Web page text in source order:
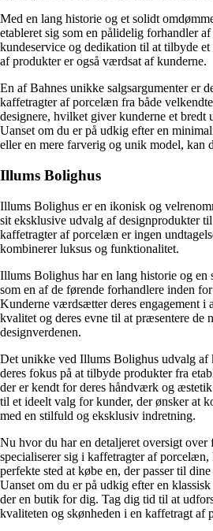
Med en lang historie og et solidt
etableret sig som en pålidelig forhandler
kundeservice og dedikation til at tilbyde
af produkter er også værdsat af kunderne.
En af Bahnes unikke salgsargumenter er
kaffetragter af porcelæn fra både
designere, hvilket giver kunderne et bredt
Uanset om du er på udkig efter en
eller en mere farverig og unik model, kan
Illums Bolighus
Illums Bolighus er en ikonisk og
sit eksklusive udvalg af designprodukter
kaffetragter af porcelæn er ingen
kombinerer luksus og funktionalitet.
Illums Bolighus har en lang historie og
som en af de førende forhandlere inden
Kunderne værdsætter deres engagement i
kvalitet og deres evne til at præsentere de
designverdenen.
Det unikke ved Illums Bolighus udvalg af
deres fokus på at tilbyde produkter fra
der er kendt for deres håndværk og
til et ideelt valg for kunder, der ønsker at
med en stilfuld og eksklusiv indretning.
Nu hvor du har en detaljeret oversigt
specialiserer sig i kaffetragter af
perfekte sted at købe en, der passer til
Uanset om du er på udkig efter en
der en butik for dig. Tag dig tid til at
kvaliteten og skønheden i en kaffetragt af